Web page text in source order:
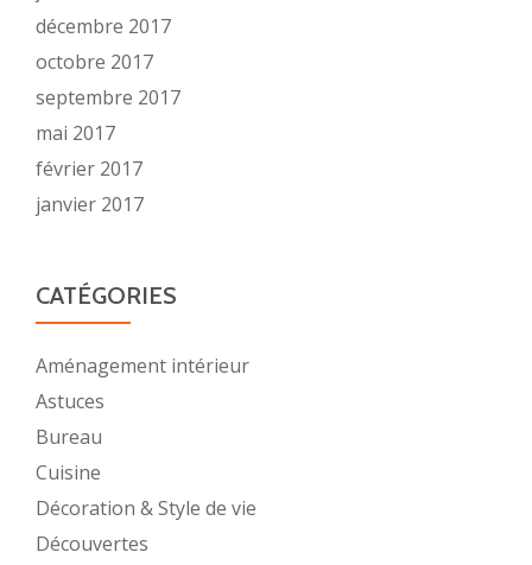
décembre 2017
octobre 2017
septembre 2017
mai 2017
février 2017
janvier 2017
CATÉGORIES
Aménagement intérieur
Astuces
Bureau
Cuisine
Décoration & Style de vie
Découvertes